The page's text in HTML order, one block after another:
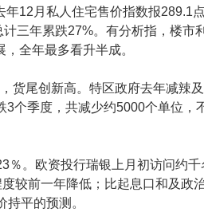
年12月私人住宅售价指数报
三年累跌27%。有分析指，楼
全年最多看升半成。
货尾创新高。特区政府去年减
个季度，共减少约5000个单位
％。欧资投行瑞银上月初访问约
较前一年降低；比起息口和及
平的预测。